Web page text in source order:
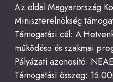
Az oldal Magyarország
Miniszterelnökség
Támogatási cél: A
működése és szakmai
Pályázati azonosító:
Támogatási összeg: